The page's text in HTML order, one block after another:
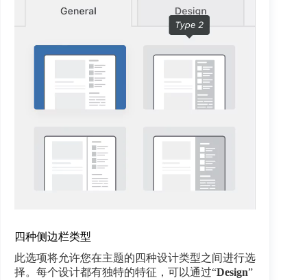
四种侧边栏类型
此选项将允许您在主题的四种设计类型之间进行选
择。每个设计都有独特的特征，可以通过“Design”